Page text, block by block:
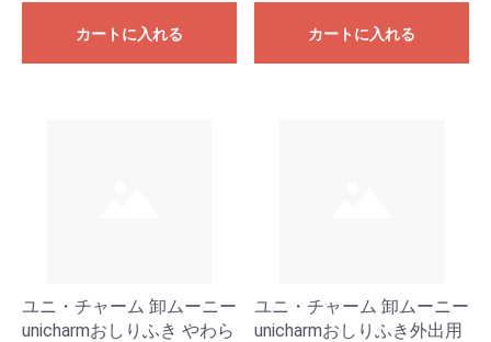
カートに入れる カートに入れる
ユニ・チャーム 卸ムーニー
unicharmおしりふき やわら
ユニ・チャーム 卸ムーニー
unicharmおしりふき外出用